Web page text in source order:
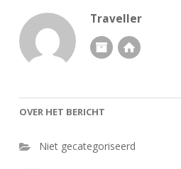
Traveller
OVER HET BERICHT
Niet gecategoriseerd